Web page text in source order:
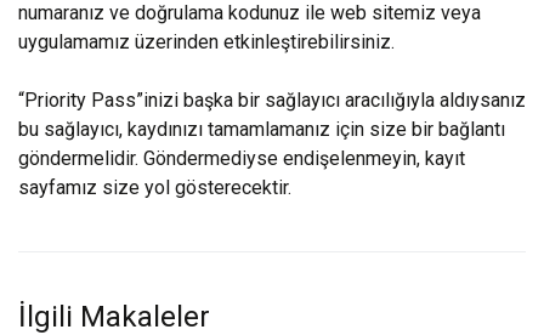
numaranız ve doğrulama kodunuz ile web sitemiz veya
uygulamamız üzerinden etkinleştirebilirsiniz.
“Priority Pass”inizi başka bir sağlayıcı aracılığıyla aldıysanız
bu sağlayıcı, kaydınızı tamamlamanız için size bir bağlantı
göndermelidir. Göndermediyse endişelenmeyin, kayıt
sayfamız size yol gösterecektir.
İlgili Makaleler